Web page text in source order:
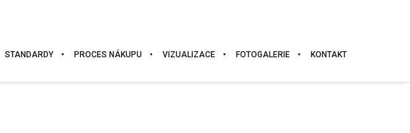
STANDARDY PROCES NÁKUPU VIZUALIZACE FOTOGALERIE KONTAKT